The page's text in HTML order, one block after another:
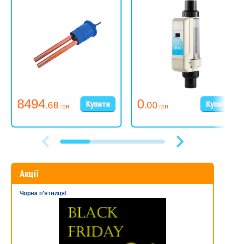
8494.68 грн 0.00 грн
Акції
Чорна п'ятниця!